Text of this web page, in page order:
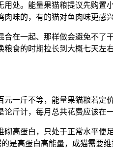
用处。能量果猫粮提议先购
味的，有的猫对鱼肉味更感兴
在一起、那样做会避免不
食的时期拉长到大概七天
一斤不等，能量果猫粮若
斤计，每月总共花费应该在
砌高蛋白，只处于正常水平
是高蛋白高能量，成猫需要